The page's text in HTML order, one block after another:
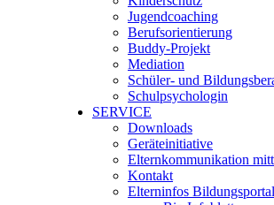
Jugendcoaching
Berufsorientierung
Buddy-Projekt
Mediation
Schüler- und
Schulpsychologin
SERVICE
Downloads
Geräteinitiative
Elternkommunikation
Kontakt
Elterninfos Bildungsportal